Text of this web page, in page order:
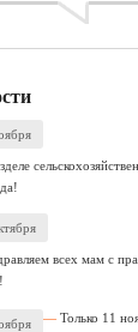
всех мам с
Только 11